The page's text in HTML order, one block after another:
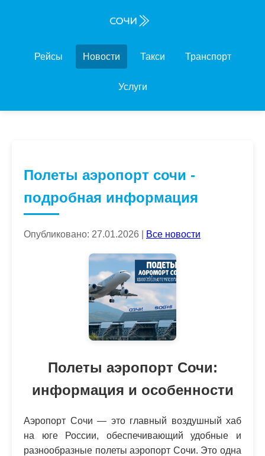
Рейсы Новости Такси Транспорт
Услуги
Полеты аэропорт сочи -
подробная информация
Опубликовано: 27.01.2026 | Все новости
Полеты аэропорт Сочи:
информация и особенности
Аэропорт Сочи — это главный воздушный хаб
на юге России, обеспечивающий удобные и
разнообразные полеты аэропорт Сочи. Это одна